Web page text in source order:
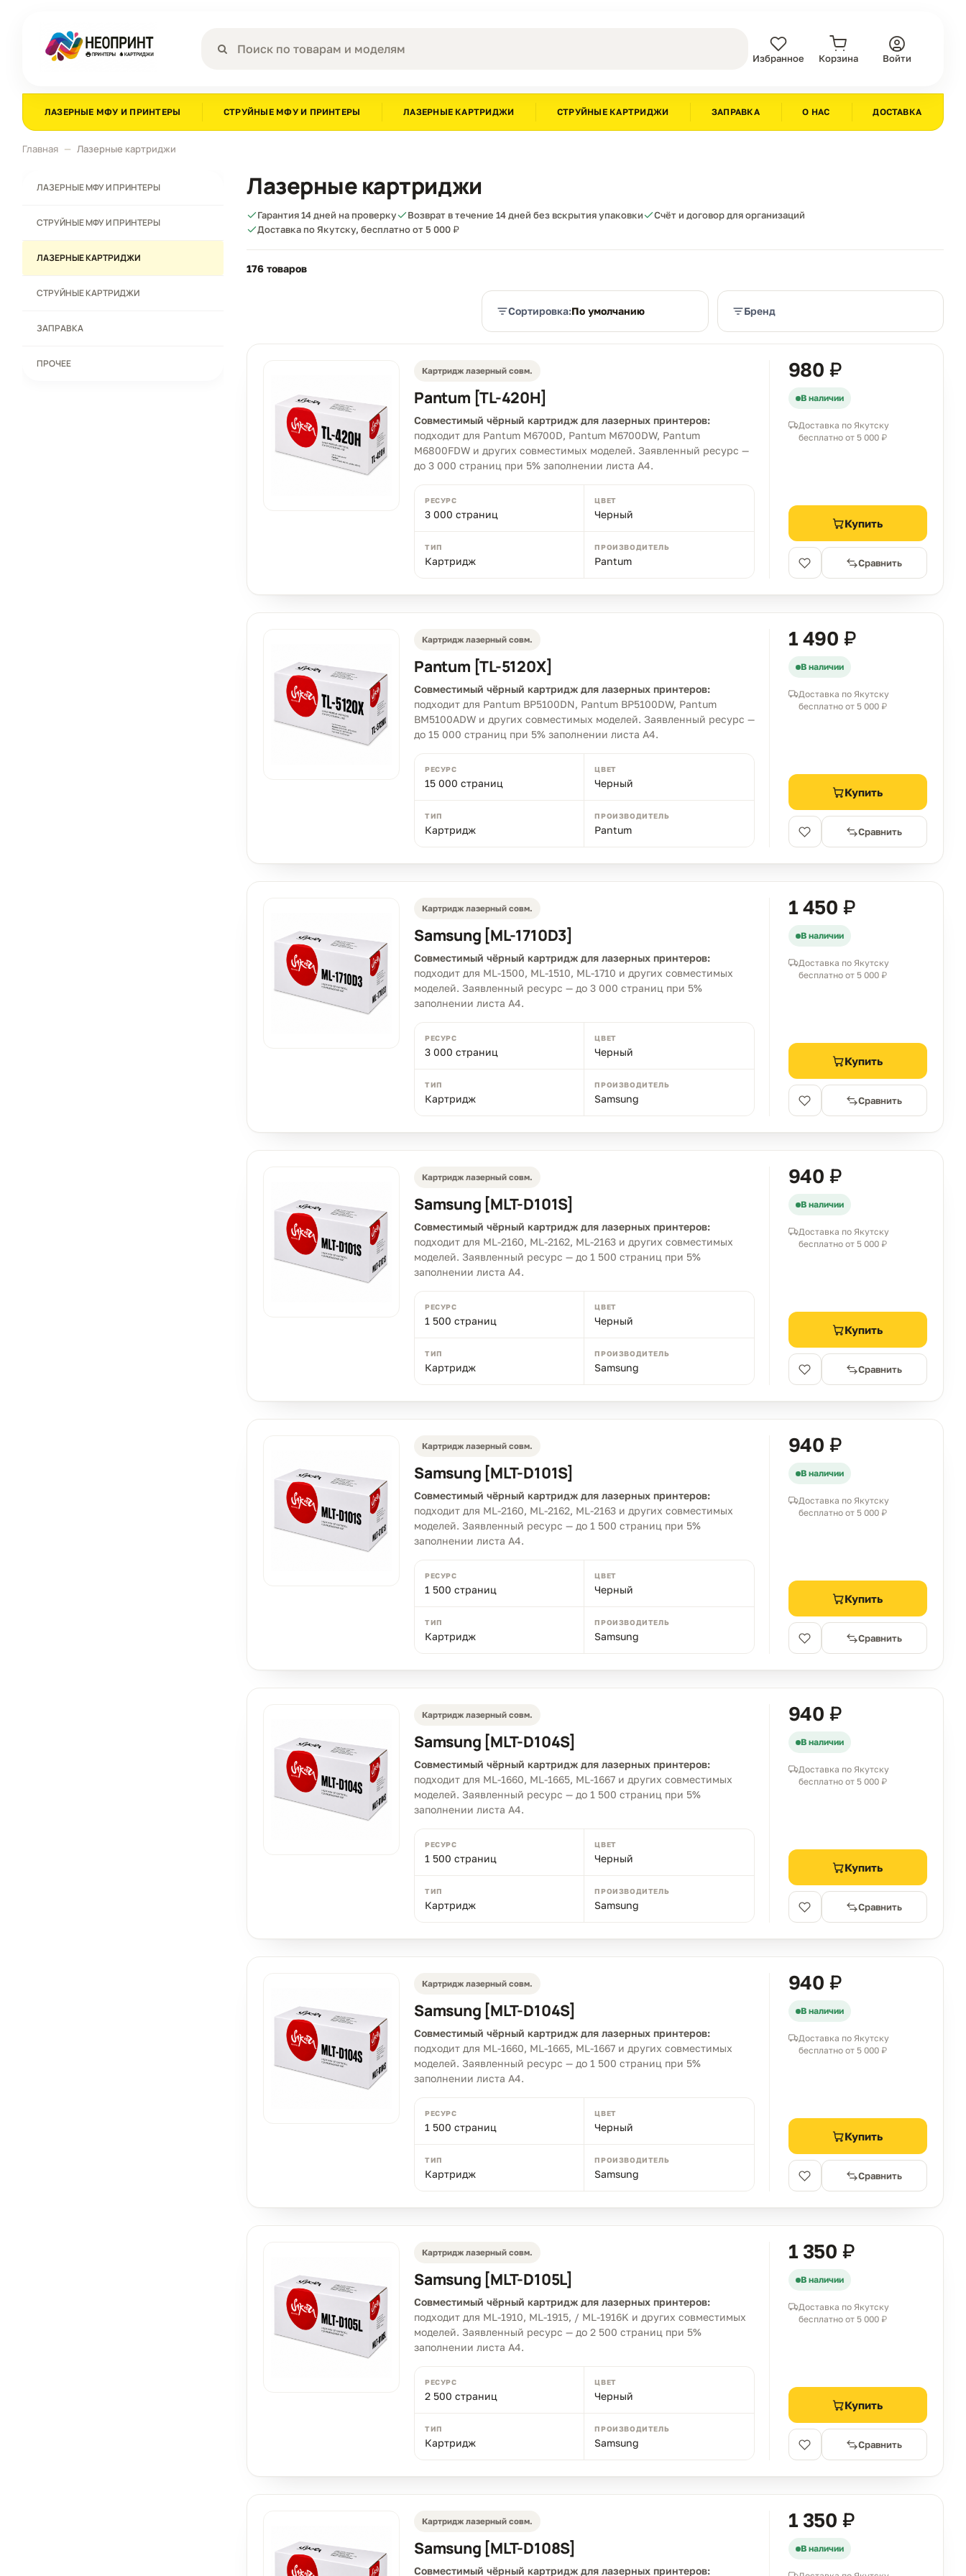
Избранное Корзина Войти
ЛАЗЕРНЫЕ МФУ И ПРИНТЕРЫ СТРУЙНЫЕ МФУ И ПРИНТЕРЫ ЛАЗЕРНЫЕ КАРТРИДЖИ СТРУЙНЫЕ КАРТРИДЖИ ЗАПРАВКА О НАС ДОСТАВКА
Главная Лазерные картриджи
ЛАЗЕРНЫЕ МФУ И ПРИНТЕРЫ
СТРУЙНЫЕ МФУ И ПРИНТЕРЫ
ЛАЗЕРНЫЕ КАРТРИДЖИ
СТРУЙНЫЕ КАРТРИДЖИ
ЗАПРАВКА
ПРОЧЕЕ
Лазерные картриджи
Гарантия 14 дней на проверку Возврат в течение 14 дней без вскрытия упаковки
Счёт и договор для организаций
Доставка по Якутску, бесплатно от 5 000 ₽
176 товаров
Сортировка:По умолчанию Бренд
Картридж лазерный совм.
Pantum [TL-420Н]
Совместимый чёрный картридж для лазерных принтеров:
подходит для Pantum M6700D, Pantum M6700DW, Pantum
M6800FDW и других совместимых моделей. Заявленный ресурс —
до 3 000 страниц при 5% заполнении листа A4.
РЕСУРС
3 000 страниц
ЦВЕТ
Черный
ТИП
Картридж
ПРОИЗВОДИТЕЛЬ
Pantum
980 ₽
В наличии
Доставка по Якутску
бесплатно от 5 000 ₽
Купить
Сравнить
Картридж лазерный совм.
Pantum [TL-5120X]
Совместимый чёрный картридж для лазерных принтеров:
подходит для Pantum BP5100DN, Pantum BP5100DW, Pantum
BM5100ADW и других совместимых моделей. Заявленный ресурс —
до 15 000 страниц при 5% заполнении листа A4.
РЕСУРС
15 000 страниц
ЦВЕТ
Черный
ТИП
Картридж
ПРОИЗВОДИТЕЛЬ
Pantum
1 490 ₽
В наличии
Доставка по Якутску
бесплатно от 5 000 ₽
Купить
Сравнить
Картридж лазерный совм.
Samsung [ML-1710D3]
Совместимый чёрный картридж для лазерных принтеров:
подходит для ML-1500, ML-1510, ML-1710 и других совместимых
моделей. Заявленный ресурс — до 3 000 страниц при 5%
заполнении листа A4.
РЕСУРС
3 000 страниц
ЦВЕТ
Черный
ТИП
Картридж
ПРОИЗВОДИТЕЛЬ
Samsung
1 450 ₽
В наличии
Доставка по Якутску
бесплатно от 5 000 ₽
Купить
Сравнить
Картридж лазерный совм.
Samsung [MLT-D101S]
Совместимый чёрный картридж для лазерных принтеров:
подходит для ML-2160, ML-2162, ML-2163 и других совместимых
моделей. Заявленный ресурс — до 1 500 страниц при 5%
заполнении листа A4.
РЕСУРС
1 500 страниц
ЦВЕТ
Черный
ТИП
Картридж
ПРОИЗВОДИТЕЛЬ
Samsung
940 ₽
В наличии
Доставка по Якутску
бесплатно от 5 000 ₽
Купить
Сравнить
Картридж лазерный совм.
Samsung [MLT-D101S]
Совместимый чёрный картридж для лазерных принтеров:
подходит для ML-2160, ML-2162, ML-2163 и других совместимых
моделей. Заявленный ресурс — до 1 500 страниц при 5%
заполнении листа A4.
РЕСУРС
1 500 страниц
ЦВЕТ
Черный
ТИП
Картридж
ПРОИЗВОДИТЕЛЬ
Samsung
940 ₽
В наличии
Доставка по Якутску
бесплатно от 5 000 ₽
Купить
Сравнить
Картридж лазерный совм.
Samsung [MLT-D104S]
Совместимый чёрный картридж для лазерных принтеров:
подходит для ML-1660, ML-1665, ML-1667 и других совместимых
моделей. Заявленный ресурс — до 1 500 страниц при 5%
заполнении листа A4.
РЕСУРС
1 500 страниц
ЦВЕТ
Черный
ТИП
Картридж
ПРОИЗВОДИТЕЛЬ
Samsung
940 ₽
В наличии
Доставка по Якутску
бесплатно от 5 000 ₽
Купить
Сравнить
Картридж лазерный совм.
Samsung [MLT-D104S]
Совместимый чёрный картридж для лазерных принтеров:
подходит для ML-1660, ML-1665, ML-1667 и других совместимых
моделей. Заявленный ресурс — до 1 500 страниц при 5%
заполнении листа A4.
РЕСУРС
1 500 страниц
ЦВЕТ
Черный
ТИП
Картридж
ПРОИЗВОДИТЕЛЬ
Samsung
940 ₽
В наличии
Доставка по Якутску
бесплатно от 5 000 ₽
Купить
Сравнить
Картридж лазерный совм.
Samsung [MLT-D105L]
Совместимый чёрный картридж для лазерных принтеров:
подходит для ML-1910, ML-1915, / ML-1916K и других совместимых
моделей. Заявленный ресурс — до 2 500 страниц при 5%
заполнении листа A4.
РЕСУРС
2 500 страниц
ЦВЕТ
Черный
ТИП
Картридж
ПРОИЗВОДИТЕЛЬ
Samsung
1 350 ₽
В наличии
Доставка по Якутску
бесплатно от 5 000 ₽
Купить
Сравнить
Картридж лазерный совм.
Samsung [MLT-D108S]
Совместимый чёрный картридж для лазерных принтеров:
1 350 ₽
В наличии